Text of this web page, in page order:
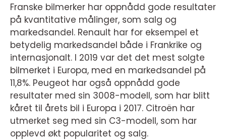
Franske bilmerker har oppnådd gode resultater
på kvantitative målinger, som salg og
markedsandel. Renault har for eksempel et
betydelig markedsandel både i Frankrike og
internasjonalt. I 2019 var det det mest solgte
bilmerket i Europa, med en markedsandel på
11,8%. Peugeot har også oppnådd gode
resultater med sin 3008-modell, som har blitt
kåret til årets bil i Europa i 2017. Citroën har
utmerket seg med sin C3-modell, som har
opplevd økt popularitet og salg.